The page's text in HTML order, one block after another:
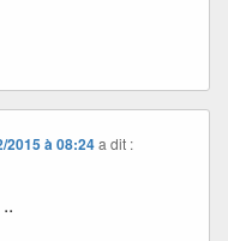
2015 à 08:24 a dit :